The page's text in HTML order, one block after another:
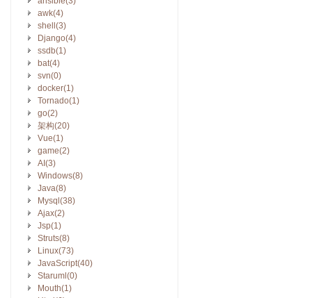
awk(4)
shell(3)
Django(4)
ssdb(1)
bat(4)
svn(0)
docker(1)
Tornado(1)
go(2)
架构(20)
Vue(1)
game(2)
AI(3)
Windows(8)
Java(8)
Mysql(38)
Ajax(2)
Jsp(1)
Struts(8)
Linux(73)
JavaScript(40)
Staruml(0)
Mouth(1)